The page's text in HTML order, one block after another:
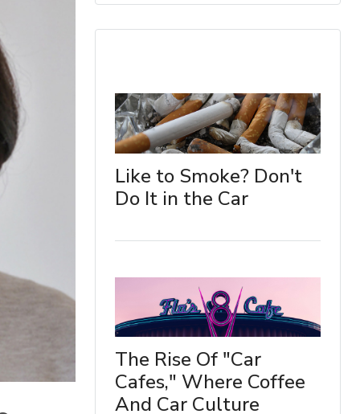
Like to Smoke? Don't
Do It in the Car
The Rise Of "Car
Cafes," Where Coffee
And Car Culture